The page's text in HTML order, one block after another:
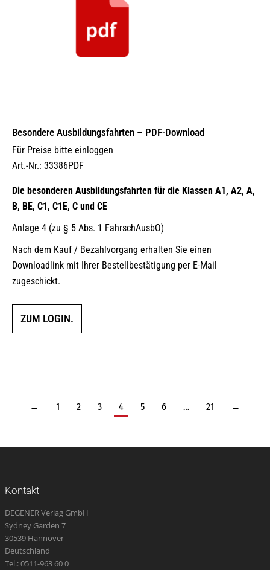
Besondere Ausbildungsfahrten – PDF-Download
Für Preise bitte einloggen
Art.-Nr.: 33386PDF
Die besonderen Ausbildungsfahrten für die Klassen A1, A2, A,
B, BE, C1, C1E, C und CE
Anlage 4 (zu § 5 Abs. 1 FahrschAusbO)
Nach dem Kauf / Bezahlvorgang erhalten Sie einen
Downloadlink mit Ihrer Bestellbestätigung per E-Mail
zugeschickt.
ZUM LOGIN.
← 1 2 3 4 5 6 … 21 →
Kontakt
DEGENER Verlag GmbH
Sydney Garden 7
30539 Hannover
Deutschland
Tel.: 0511-963 60 0